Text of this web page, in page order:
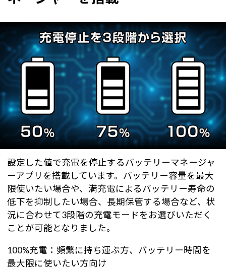
設定した値で充電を停止するバッテリーマネージャ
ーアプリを搭載しています。バッテリー容量を最大
限使いたい場合や、満充電によるバッテリー寿命の
低下を抑制したい場合、長期保管する場合など、状
況に合わせて3段階の充電モードをお選びいただく
ことが可能となりました。
100%充電：頻繁に持ち運ぶ方、バッテリー時間を
最大限に使いたい方向け